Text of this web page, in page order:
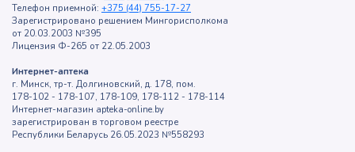
Телефон приемной: +375 (44) 755-17-27
Зарегистрировано решением Мингорисполкома
от 20.03.2003 №395
Лицензия Ф-265 от 22.05.2003
Интернет-аптека
г. Минск, тр-т. Долгиновский, д. 178, пом.
178-102 - 178-107, 178-109, 178-112 - 178-114
Интернет-магазин apteka-online.by
зарегистрирован в торговом реестре
Республики Беларусь 26.05.2023 №558293